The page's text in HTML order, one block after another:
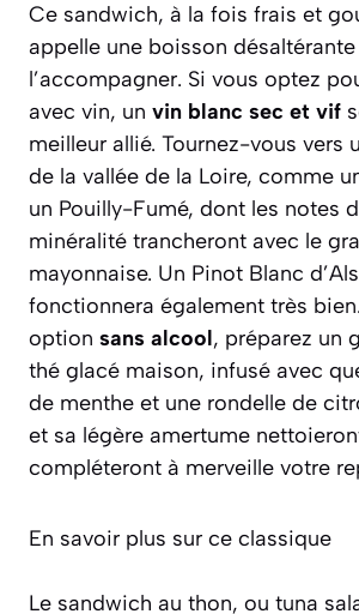
Ce sandwich, à la fois frais et
appelle une boisson
l’accompagner. Si vous optez
avec vin, un vin blanc sec et vif
meilleur allié. Tournez-vous vers
de la vallée de la Loire, comme
un Pouilly-Fumé, dont les notes
minéralité trancheront avec le
mayonnaise. Un Pinot Blanc
fonctionnera également très
option sans alcool, préparez un
thé glacé maison, infusé avec
de menthe et une rondelle de
et sa légère amertume
compléteront à merveille votre
En savoir plus sur ce classique
Le sandwich au thon, ou tuna